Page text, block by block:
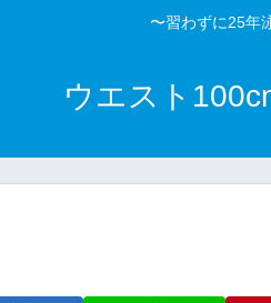
〜習わずに25年
ウエスト